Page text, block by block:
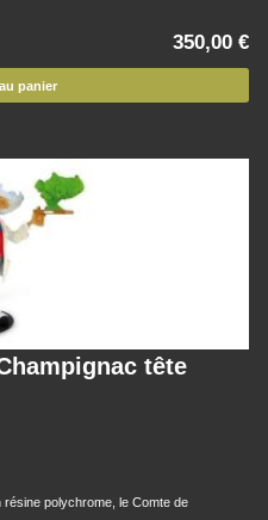
350,00 €
panier
tête
polychrome, le Comte de